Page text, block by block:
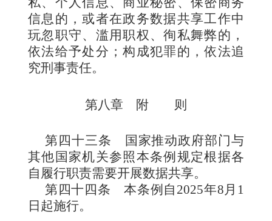
信息的，或者在政务数据共享工作中
玩忽职守、滥用职权、徇私舞弊的，
依法给予处分；构成犯罪的，依法追
究刑事责任。
第八章 附 则
第四十三条
国家推动政府部门与
其他国家机关参照本条例规定根据各
自履行职责需要开展数据共享。
第四十四条本条例自2025年8月1
日起施行。